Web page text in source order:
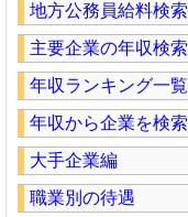
地方公務員給料検索
主要企業の年収検索
年収ランキング一覧
年収から企業を検索
大手企業編
職業別の待遇